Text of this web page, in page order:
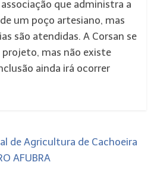
que administra a
um poço artesiano, mas
são atendidas. A Corsan se
projeto, mas não existe
ainda irá ocorrer
de Agricultura de Cachoeira
AFUBRA